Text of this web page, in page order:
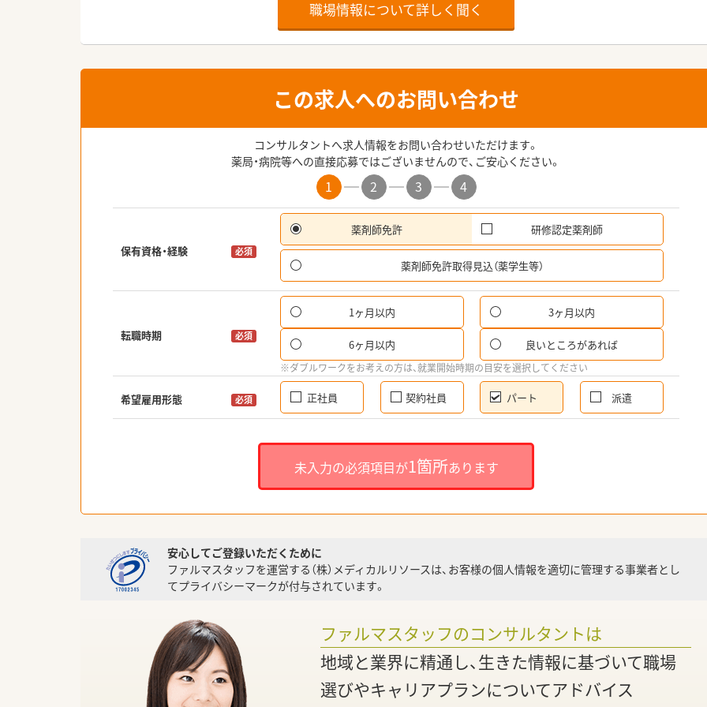
職場情報について詳しく聞く
この求人へのお問い合わせ
コンサルタントへ求人情報をお問い合わせいただけます。
薬局・病院等への直接応募ではございませんので、ご安心ください。
1 2 3 4
保有資格・経験 必須
薬剤師免許 研修認定薬剤師
薬剤師免許取得見込（薬学生等）
転職時期 必須
1ヶ月以内 3ヶ月以内
6ヶ月以内 良いところがあれば
※ダブルワークをお考えの方は、就業開始時期の目安を選択してください
希望雇用形態 必須 正社員 契約社員 パート 派遣
未入力の必須項目が1箇所あります
安心してご登録いただくために
ファルマスタッフを運営する（株）メディカルリソースは、お客様の個人情報を適切に管理する事業者とし
てプライバシーマークが付与されています。
ファルマスタッフのコンサルタントは
地域と業界に精通し、生きた情報に基づいて職場
選びやキャリアプランについてアドバイス